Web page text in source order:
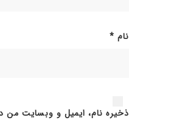
نام *
ذخیره نام، ایمیل و وبسایت من